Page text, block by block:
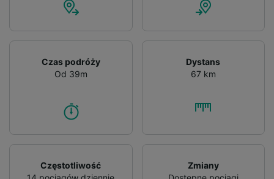
Czas podróży
Od 39m
Dystans
67 km
Częstotliwość
Zmiany